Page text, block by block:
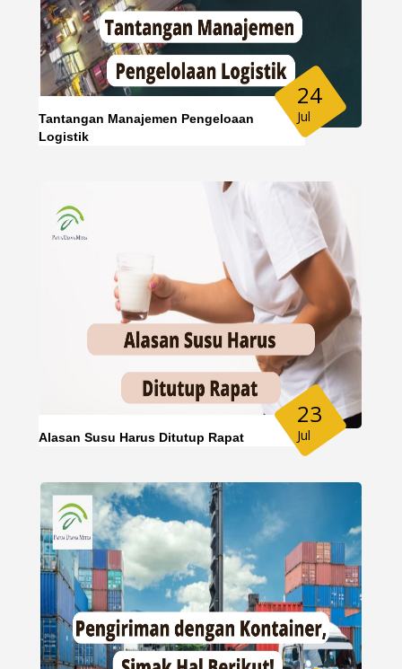
Tantangan Manajemen Pengeloaan
Logistik
24
Jul
Alasan Susu Harus Ditutup Rapat
23
Jul